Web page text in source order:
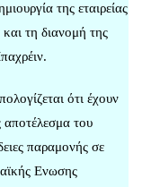
της εταιρείας
τη διανομή της
ότι έχουν
αποτέλεσμα του
παραμονής σε
Ενωσης